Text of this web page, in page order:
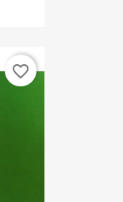
favorite_border